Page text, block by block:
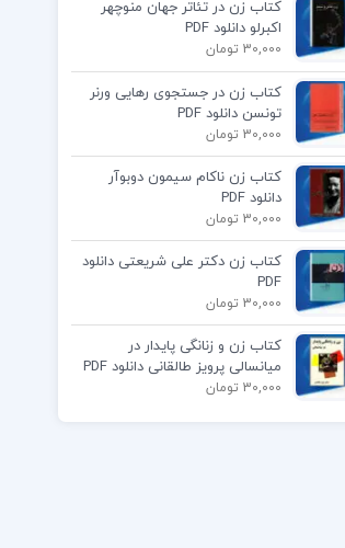
کتاب زن در تئاتر جهان منوچهر
اکبرلو دانلود PDF
30,000 تومان
کتاب زن در جستجوی رهایی ورنر
تونسن دانلود PDF
30,000 تومان
کتاب زن ناکام سیمون دوبوآر
دانلود PDF
30,000 تومان
کتاب زن دکتر علی شریعتی دانلود
PDF
30,000 تومان
کتاب زن و زنانگی پایدار در
میانسالی پرویز طالقانی دانلود PDF
30,000 تومان